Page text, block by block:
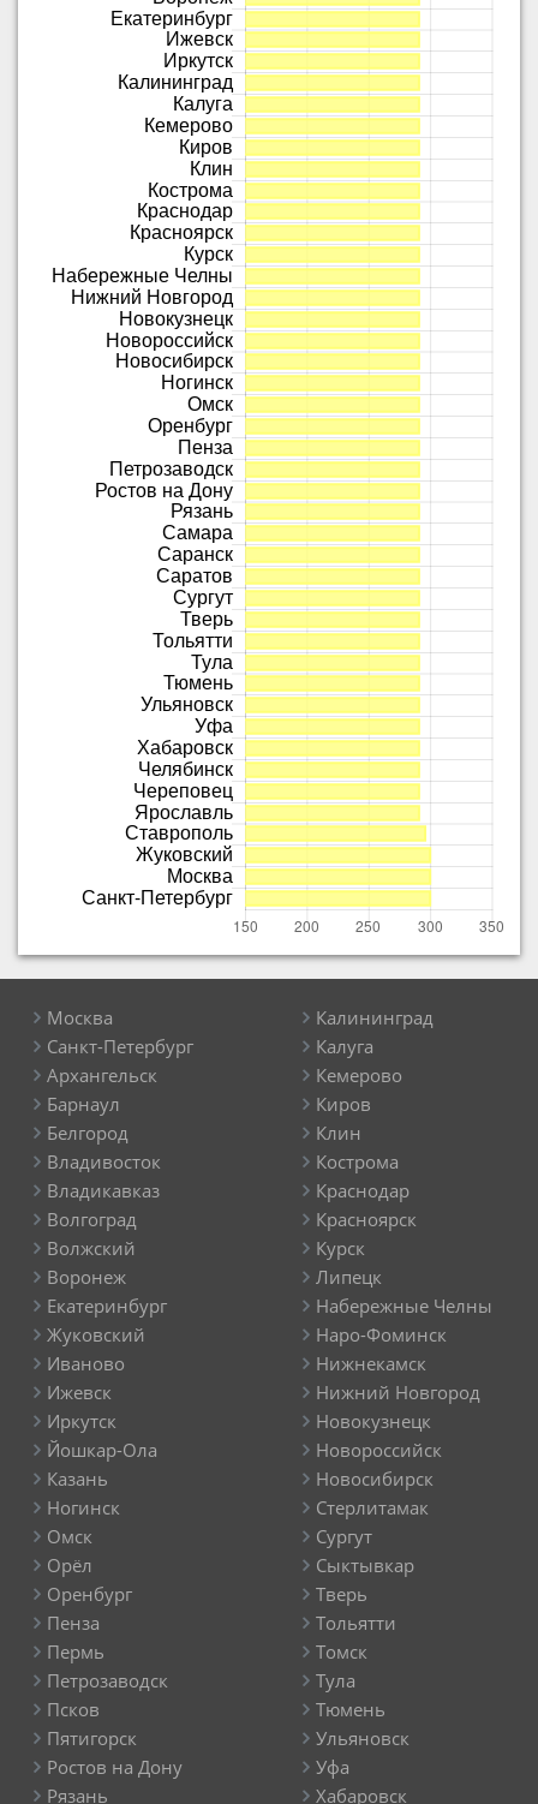
Москва
Санкт-Петербург
Архангельск
Барнаул
Белгород
Владивосток
Владикавказ
Волгоград
Волжский
Воронеж
Екатеринбург
Жуковский
Иваново
Ижевск
Иркутск
Йошкар-Ола
Казань
Калининград
Калуга
Кемерово
Киров
Клин
Кострома
Краснодар
Красноярск
Курск
Липецк
Набережные Челны
Наро-Фоминск
Нижнекамск
Нижний Новгород
Новокузнецк
Новороссийск
Новосибирск
Ногинск
Омск
Орёл
Оренбург
Пенза
Пермь
Петрозаводск
Псков
Пятигорск
Ростов на Дону
Рязань
Стерлитамак
Сургут
Сыктывкар
Тверь
Тольятти
Томск
Тула
Тюмень
Ульяновск
Уфа
Хабаровск